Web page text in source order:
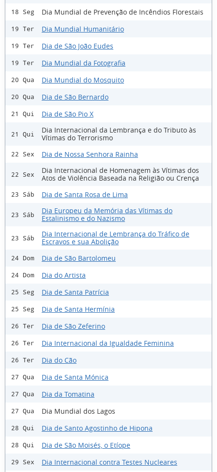
18 Seg Dia Mundial de Prevenção de Incêndios Florestais
19 Ter Dia Mundial Humanitário
19 Ter Dia de São João Eudes
19 Ter Dia Mundial da Fotografia
20 Qua Dia Mundial do Mosquito
20 Qua Dia de São Bernardo
21 Qui Dia de São Pio X
21 Qui
Dia Internacional da Lembrança e do Tributo às
Vítimas do Terrorismo
22 Sex Dia de Nossa Senhora Rainha
22 Sex
Dia Internacional de Homenagem às Vítimas dos
Atos de Violência Baseada na Religião ou Crença
23 Sáb Dia de Santa Rosa de Lima
23 Sáb
Dia Europeu da Memória das Vítimas do
Estalinismo e do Nazismo
23 Sáb
Dia Internacional de Lembrança do Tráfico de
Escravos e sua Abolição
24 Dom Dia de São Bartolomeu
24 Dom Dia do Artista
25 Seg Dia de Santa Patrícia
25 Seg Dia de Santa Hermínia
26 Ter Dia de São Zeferino
26 Ter Dia Internacional da Igualdade Feminina
26 Ter Dia do Cão
27 Qua Dia de Santa Mónica
27 Qua Dia da Tomatina
27 Qua Dia Mundial dos Lagos
28 Qui Dia de Santo Agostinho de Hipona
28 Qui Dia de São Moisés, o Etíope
29 Sex Dia Internacional contra Testes Nucleares